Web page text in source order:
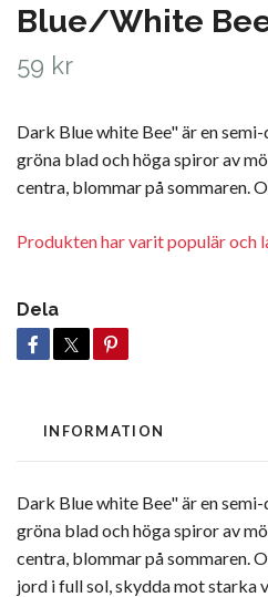
Blue/White
59 kr
Dark Blue white Bee" är en
gröna blad och höga spiror av
centra, blommar på sommaren.
Produkten har varit populär och
Dela
INFORMATION
Dark Blue white Bee" är en
gröna blad och höga spiror av
centra, blommar på sommaren.
jord i full sol, skydda mot starka